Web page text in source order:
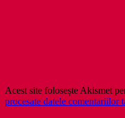
Acest site folosește Akismet
procesate datele comentariilor